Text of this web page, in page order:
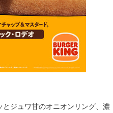
ジュワ甘のオニオンリング、濃